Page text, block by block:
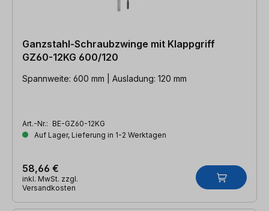
Ganzstahl-Schraubzwinge mit Klappgriff
GZ60-12KG 600/120
Spannweite: 600 mm | Ausladung: 120 mm
Art.-Nr.: BE-GZ60-12KG
Auf Lager, Lieferung in 1-2 Werktagen
58,66 €
inkl. MwSt. zzgl.
Versandkosten